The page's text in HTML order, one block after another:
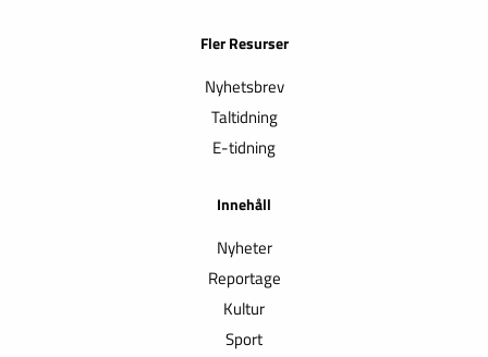
Fler Resurser
Nyhetsbrev
Taltidning
E-tidning
Innehåll
Nyheter
Reportage
Kultur
Sport